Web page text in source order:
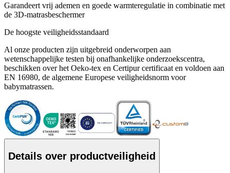
Garandeert vrij ademen en goede warmteregulatie in combinatie met
de 3D-matrasbeschermer
De hoogste veiligheidsstandaard
Al onze producten zijn uitgebreid onderworpen aan
wetenschappelijke testen bij onafhankelijke onderzoekscentra,
beschikken over het Oeko-tex en Certipur certificaat en voldoen aan
EN 16980, de algemene Europese veiligheidsnorm voor
babymatrassen.
Details over productveiligheid